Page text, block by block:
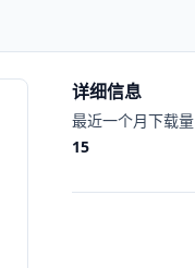
详细信息
最近一个月下载量
15